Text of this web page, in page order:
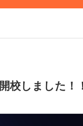
校しました！！